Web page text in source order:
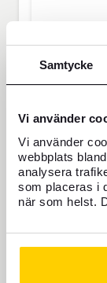
Samtycke
Vi använder
Vi använder
webbplats
analysera
som placeras i
när som helst.
För dig
ska